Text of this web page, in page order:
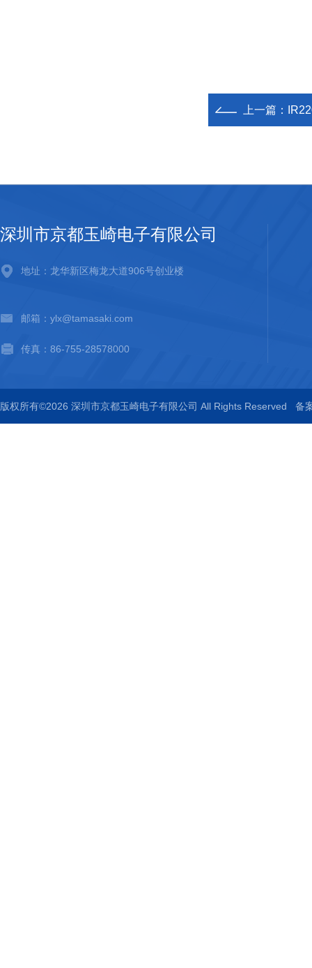
上一篇：
深圳市京都玉崎电子有限公司
地址：龙华新区梅龙大道906号创业楼
邮箱：ylx@tamasaki.com
传真：86-755-28578000
版权所有©2026 深圳市京都玉崎电子有限公司 All Rights Reserved 备